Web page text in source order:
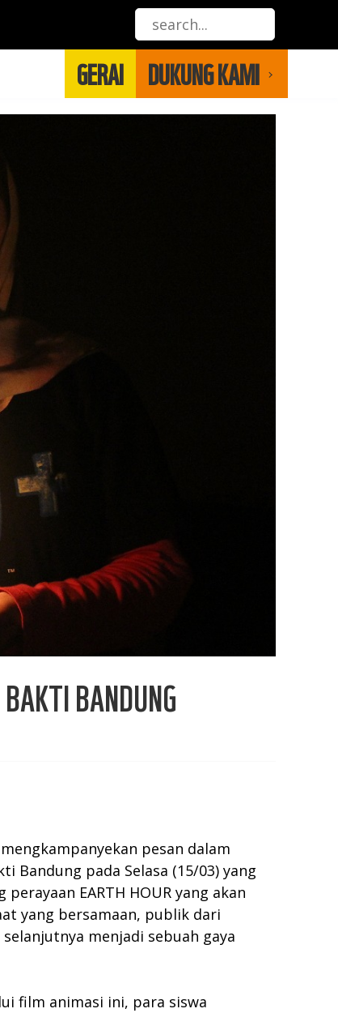
GERAI DUKUNG KAMI
BANDUNG
pesan dalam
Bandung pada Selasa (15/03) yang
EARTH HOUR yang akan
yang bersamaan, publik dari
menjadi sebuah gaya
film animasi ini, para siswa